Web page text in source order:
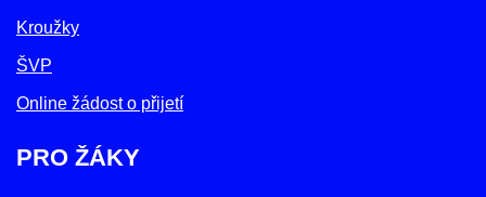
Kroužky
ŠVP
Online žádost o přijetí
PRO ŽÁKY